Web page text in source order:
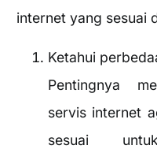
internet yang sesuai
Ketahui
Pentingnya
servis internet
sesuai